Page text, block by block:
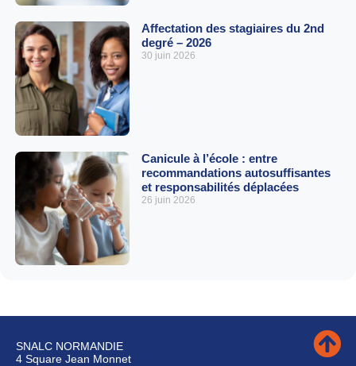
Affectation des stagiaires du 2nd
degré – 2026
30 juin 2026
Canicule à l’école : entre
recommandations autosuffisantes
et responsabilités déplacées
26 juin 2026
SNALC NORMANDIE
4 Square Jean Monnet